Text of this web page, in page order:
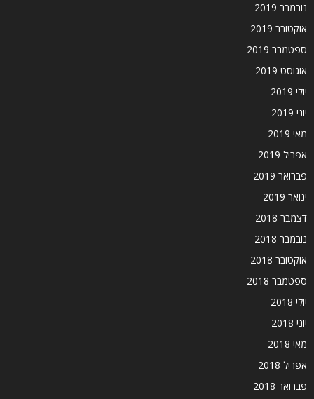
נובמבר 2019
אוקטובר 2019
ספטמבר 2019
אוגוסט 2019
יולי 2019
יוני 2019
מאי 2019
אפריל 2019
פברואר 2019
ינואר 2019
דצמבר 2018
נובמבר 2018
אוקטובר 2018
ספטמבר 2018
יולי 2018
יוני 2018
מאי 2018
אפריל 2018
פברואר 2018